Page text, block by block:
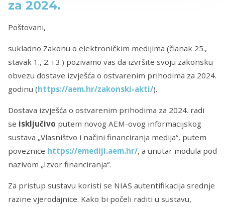
za 2024.
Poštovani,
sukladno Zakonu o elektroničkim medijima (članak 25.,
stavak 1., 2. i 3.) pozivamo vas da izvršite svoju zakonsku
obvezu dostave izvješća o ostvarenim prihodima za 2024.
godinu (https://aem.hr/zakonski-akti/).
Dostava izvješća o ostvarenim prihodima za 2024. radi
se isključivo putem novog AEM-ovog informacijskog
sustava „Vlasništvo i načini financiranja medija“, putem
poveznice https://emediji.aem.hr/, a unutar modula pod
nazivom „Izvor financiranja“.
Za pristup sustavu koristi se NIAS autentifikacija srednje
razine vjerodajnice. Kako bi počeli raditi u sustavu,